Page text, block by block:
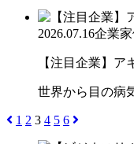
2026.07.16企業
【注目企業】
世界から目の病
1 2 3 4 5 6